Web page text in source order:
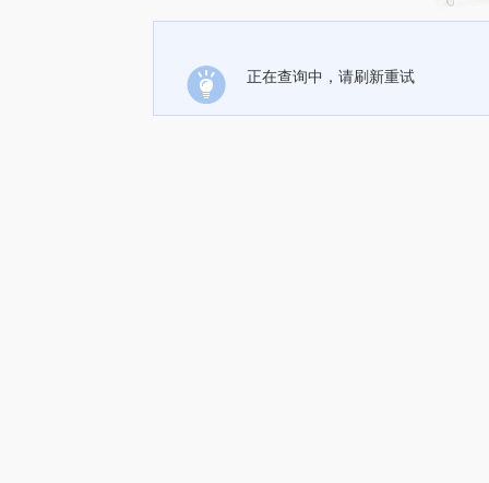
正在查询中，请刷新重试